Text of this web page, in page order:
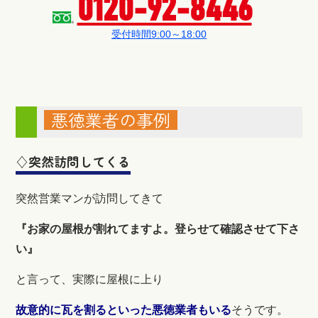
0120-92-8446
受付時間9:00～18:00
悪徳業者の事例
♢突然訪問してくる
突然営業マンが訪問してきて
『お家の屋根が割れてますよ。登らせて確認させて下さ
い』
と言って、実際に屋根に上り
故意的に瓦を割るといった悪徳業者もいるそうです。